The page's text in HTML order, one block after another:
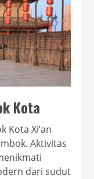
Kota
Kota Xi’an
Aktivitas
dari sudut